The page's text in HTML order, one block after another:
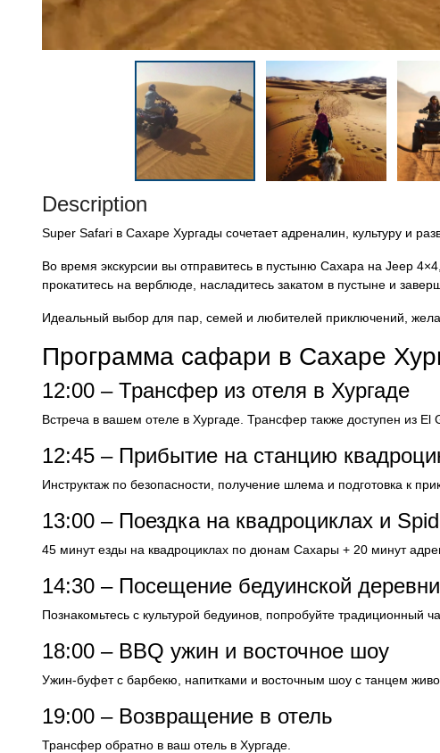
Description
Super Safari в Сахаре Хургады сочетает адреналин, культуру и
Во время экскурсии вы отправитесь в пустыню Сахара на Jeep
прокатитесь на верблюде, насладитесь закатом в пустыне и
Идеальный выбор для пар, семей и любителей приключений,
Программа сафари в Сахаре
12:00 – Трансфер из отеля в Хургаде
Встреча в вашем отеле в Хургаде. Трансфер также доступен из
12:45 – Прибытие на станцию
Инструктаж по безопасности, получение шлема и подготовка к
13:00 – Поездка на квадроциклах и
45 минут езды на квадроциклах по дюнам Сахары + 20 минут
14:30 – Посещение бедуинской деревни
Познакомьтесь с культурой бедуинов, попробуйте традиционный
18:00 – BBQ ужин и восточное шоу
Ужин-буфет с барбекю, напитками и восточным шоу с танцем
19:00 – Возвращение в отель
Трансфер обратно в ваш отель в Хургаде.